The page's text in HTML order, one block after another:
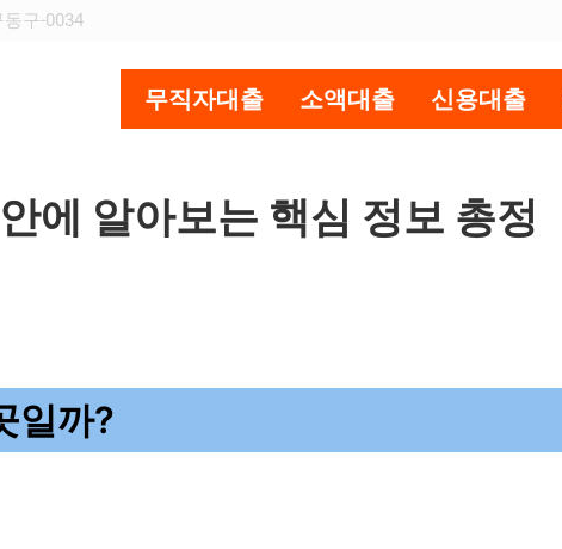
구-0034
무직자대출 소액대출 신용대출
에 알아보는 핵심 정보 총정
일까?